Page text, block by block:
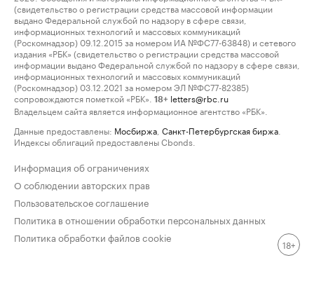
(свидетельство о регистрации средства массовой информации
выдано Федеральной службой по надзору в сфере связи,
информационных технологий и массовых коммуникаций
(Роскомнадзор) 09.12.2015 за номером ИА №ФС77-63848) и сетевого
издания «РБК» (свидетельство о регистрации средства массовой
информации выдано Федеральной службой по надзору в сфере связи,
информационных технологий и массовых коммуникаций
(Роскомнадзор) 03.12.2021 за номером ЭЛ №ФС77-82385)
сопровождаются пометкой «РБК».
18+ letters@rbc.ru
Владельцем сайта является информационное агентство «РБК».
Данные предоставлены: Мосбиржа Санкт-Петербургская биржа
Индексы облигаций предоставлены Cbonds.
Информация об ограничениях
О соблюдении авторских прав
Пользовательское соглашение
Политика в отношении обработки персональных данных
Политика обработки файлов cookie
18+